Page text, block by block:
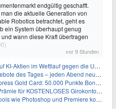
endgültig geschafft.
die aktuelle Generation von
Robotics betrachtet, geht es
ein System überhaupt genug
wann diese Kraft übertragen
vor 9 Stunden
Wettlauf gegen die USA um Chip- und Technologiedominanz
Tages – jeden Abend neue Deals zum Stöbern
Card: 50.000 Punkte Bonus + Metall-Kreditkarte
Girokonto bei der Santander – 50€ schon nach 1 Woche!
Photoshop und Premiere kostenlos in ChatGPT